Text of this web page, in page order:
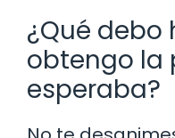
¿Qué debo
obtengo la
esperaba?